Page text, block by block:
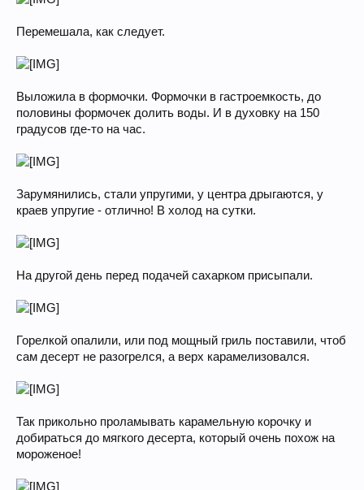
Перемешала, как следует.
Выложила в формочки. Формочки в гастроемкость, до
половины формочек долить воды. И в духовку на 150
градусов где-то на час.
Зарумянились, стали упругими, у центра дрыгаются, у
краев упругие - отлично! В холод на сутки.
На другой день перед подачей сахарком присыпали.
Горелкой опалили, или под мощный гриль поставили, чтоб
сам десерт не разогрелся, а верх карамелизовался.
Так прикольно проламывать карамельную корочку и
добираться до мягкого десерта, который очень похож на
мороженое!